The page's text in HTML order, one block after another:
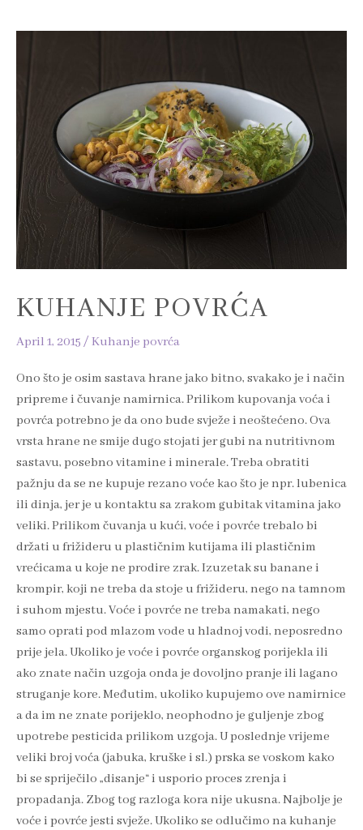
KUHANJE POVRĆA
April 1, 2015 / Kuhanje povrća
Ono što je osim sastava hrane jako bitno, svakako je i način
pripreme i čuvanje namirnica. Prilikom kupovanja voća i
povrća potrebno je da ono bude svježe i neoštećeno. Ova
vrsta hrane ne smije dugo stojati jer gubi na nutritivnom
sastavu, posebno vitamine i minerale. Treba obratiti
pažnju da se ne kupuje rezano voće kao što je npr. lubenica
ili dinja, jer je u kontaktu sa zrakom gubitak vitamina jako
veliki. Prilikom čuvanja u kući, voće i povrće trebalo bi
držati u frižideru u plastičnim kutijama ili plastičnim
vrećicama u koje ne prodire zrak. Izuzetak su banane i
krompir, koji ne treba da stoje u frižideru, nego na tamnom
i suhom mjestu. Voće i povrće ne treba namakati, nego
samo oprati pod mlazom vode u hladnoj vodi, neposredno
prije jela. Ukoliko je voće i povrće organskog porijekla ili
ako znate način uzgoja onda je dovoljno pranje ili lagano
struganje kore. Međutim, ukoliko kupujemo ove namirnice
a da im ne znate porijeklo, neophodno je guljenje zbog
upotrebe pesticida prilikom uzgoja. U poslednje vrijeme
veliki broj voća (jabuka, kruške i sl.) prska se voskom kako
bi se spriječilo „disanje“ i usporio proces zrenja i
propadanja. Zbog tog razloga kora nije ukusna. Najbolje je
voće i povrće jesti svježe. Ukoliko se odlučimo na kuhanje